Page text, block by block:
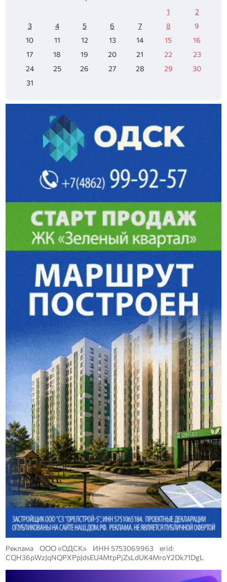
1
2
3
4 5 6 7 8
9
10
11 12 13 14 15
16
17
18 19 20 21 22
23
24
25 26 27 28 29
30
31
Реклама ООО «ОДСК» ИНН 5753069963 erid:
CQH36pWzJqNQPXPpJdsEU4MtpPjZsLdUK4MroY2Dk71DgL